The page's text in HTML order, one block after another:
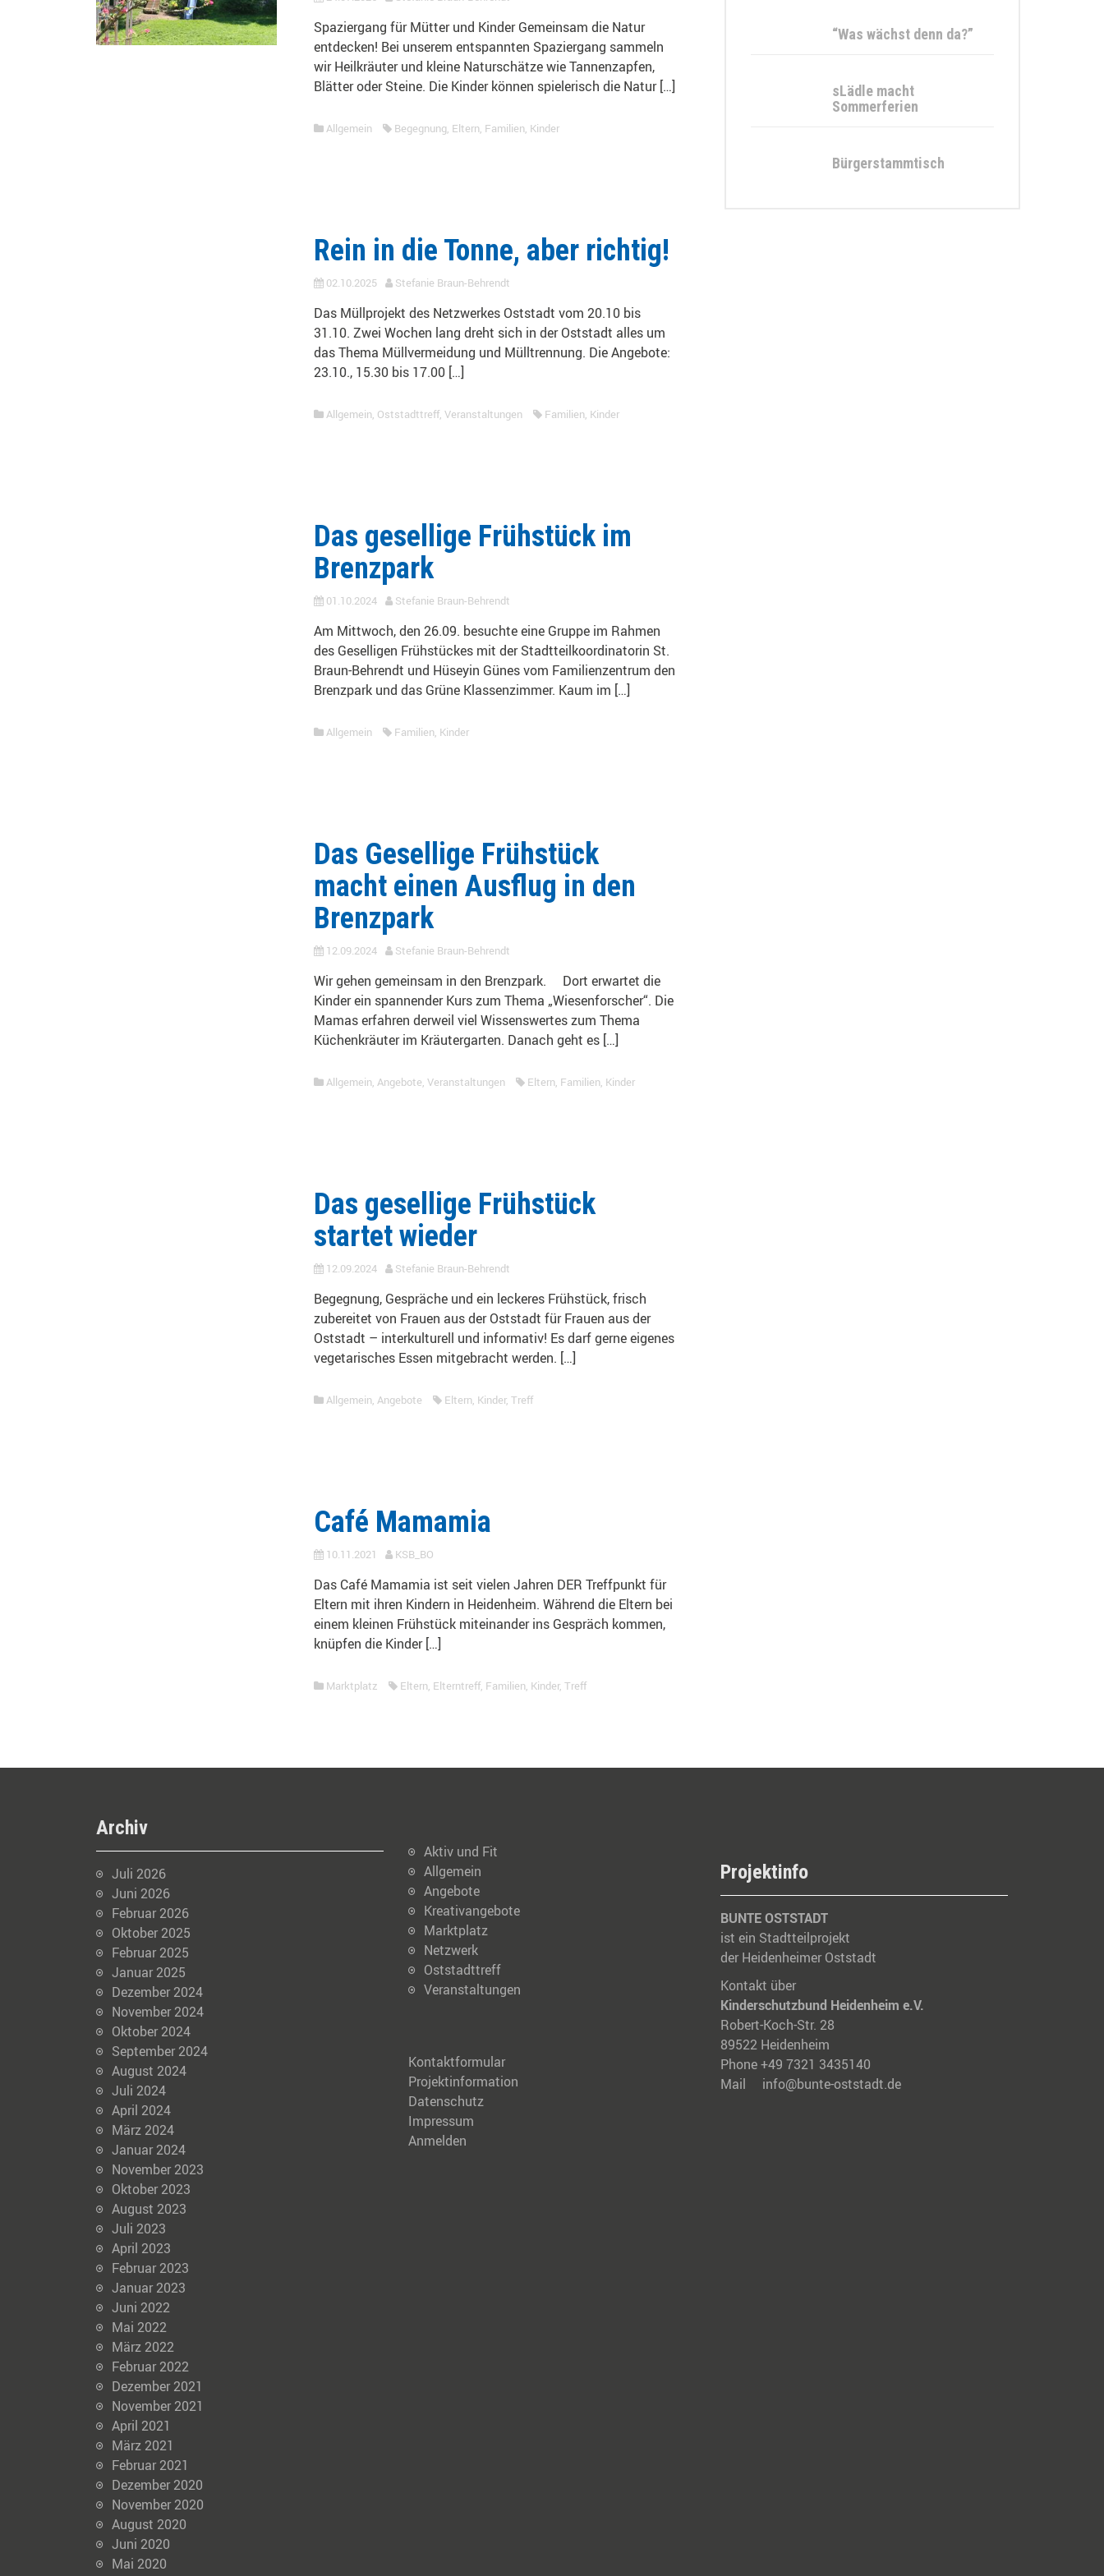
Spaziergang für Mütter und Kinder Gemeinsam die Natur
entdecken! Bei unserem entspannten Spaziergang sammeln
wir Heilkräuter und kleine Naturschätze wie Tannenzapfen,
Blätter oder Steine. Die Kinder können spielerisch die Natur […]
Allgemein Begegnung, Eltern, Familien, Kinder
Rein in die Tonne, aber richtig!
02.10.2025 Stefanie Braun-Behrendt
Das Müllprojekt des Netzwerkes Oststadt vom 20.10 bis
31.10. Zwei Wochen lang dreht sich in der Oststadt alles um
das Thema Müllvermeidung und Mülltrennung. Die Angebote:
23.10., 15.30 bis 17.00 […]
Allgemein, Oststadttreff, Veranstaltungen Familien, Kinder
Das gesellige Frühstück im
Brenzpark
01.10.2024 Stefanie Braun-Behrendt
Am Mittwoch, den 26.09. besuchte eine Gruppe im Rahmen
des Geselligen Frühstückes mit der Stadtteilkoordinatorin St.
Braun-Behrendt und Hüseyin Günes vom Familienzentrum den
Brenzpark und das Grüne Klassenzimmer. Kaum im […]
Allgemein Familien, Kinder
Das Gesellige Frühstück
macht einen Ausflug in den
Brenzpark
12.09.2024 Stefanie Braun-Behrendt
Wir gehen gemeinsam in den Brenzpark. Dort erwartet die
Kinder ein spannender Kurs zum Thema „Wiesenforscher“. Die
Mamas erfahren derweil viel Wissenswertes zum Thema
Küchenkräuter im Kräutergarten. Danach geht es […]
Allgemein, Angebote, Veranstaltungen Eltern, Familien, Kinder
Das gesellige Frühstück
startet wieder
12.09.2024 Stefanie Braun-Behrendt
Begegnung, Gespräche und ein leckeres Frühstück, frisch
zubereitet von Frauen aus der Oststadt für Frauen aus der
Oststadt – interkulturell und informativ! Es darf gerne eigenes
vegetarisches Essen mitgebracht werden. […]
Allgemein, Angebote Eltern, Kinder, Treff
Café Mamamia
10.11.2021 KSB_BO
Das Café Mamamia ist seit vielen Jahren DER Treffpunkt für
Eltern mit ihren Kindern in Heidenheim. Während die Eltern bei
einem kleinen Frühstück miteinander ins Gespräch kommen,
knüpfen die Kinder […]
Marktplatz Eltern, Elterntreff, Familien, Kinder, Treff
“Was wächst denn da?”
sLädle macht
Sommerferien
Bürgerstammtisch
Archiv
Juli 2026
Juni 2026
Februar 2026
Oktober 2025
Februar 2025
Januar 2025
Dezember 2024
November 2024
Oktober 2024
September 2024
August 2024
Juli 2024
April 2024
März 2024
Januar 2024
November 2023
Oktober 2023
August 2023
Juli 2023
April 2023
Februar 2023
Januar 2023
Juni 2022
Mai 2022
März 2022
Februar 2022
Dezember 2021
November 2021
April 2021
März 2021
Februar 2021
Dezember 2020
November 2020
August 2020
Juni 2020
Mai 2020
Aktiv und Fit
Allgemein
Angebote
Kreativangebote
Marktplatz
Netzwerk
Oststadttreff
Veranstaltungen
Kontaktformular
Projektinformation
Datenschutz
Impressum
Anmelden
Projektinfo
BUNTE OSTSTADT
ist ein Stadtteilprojekt
der Heidenheimer Oststadt
Kontakt über
Kinderschutzbund Heidenheim e.V.
Robert-Koch-Str. 28
89522 Heidenheim
Phone +49 7321 3435140
Mail
info@bunte-oststadt.de